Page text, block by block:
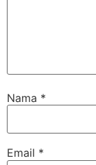
Nama *
Email *